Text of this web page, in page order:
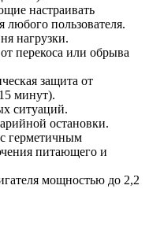
настраивать
любого пользователя.
нагрузки.
перекоса или обрыва
защита от
минут).
ситуаций.
остановки.
герметичным
питающего и
мощностью до 2,2